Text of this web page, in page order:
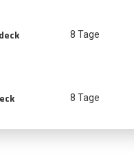
8 Tage
8 Tage